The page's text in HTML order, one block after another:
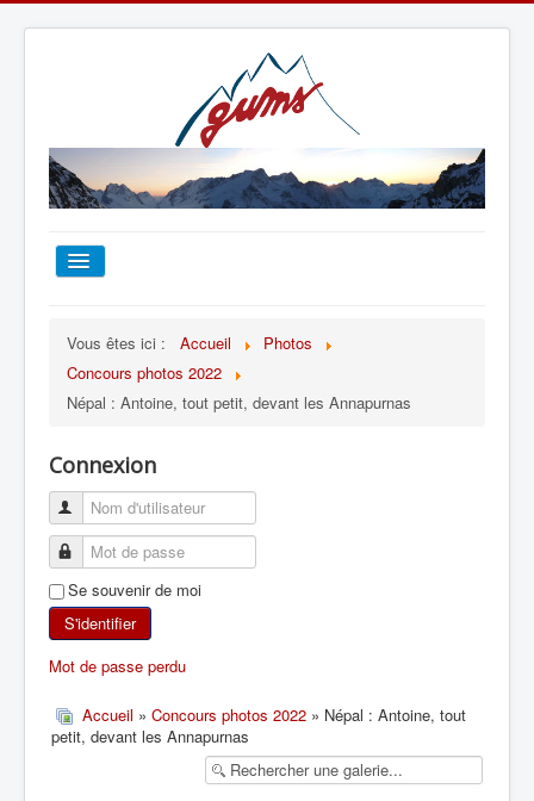
TOUT SUR LE GUMS
ALPINISME
SKI DE RANDONNÉE
RANDONNÉE PÉDESTRE
RANDONNÉE SPORTIVE
Vous êtes ici : Accueil
Photos
Concours photos 2022
Népal : Antoine, tout petit, devant les Annapurnas
Connexion
Se souvenir de moi
S'identifier
Mot de passe perdu
Accueil » Concours photos 2022 » Népal : Antoine, tout
petit, devant les Annapurnas